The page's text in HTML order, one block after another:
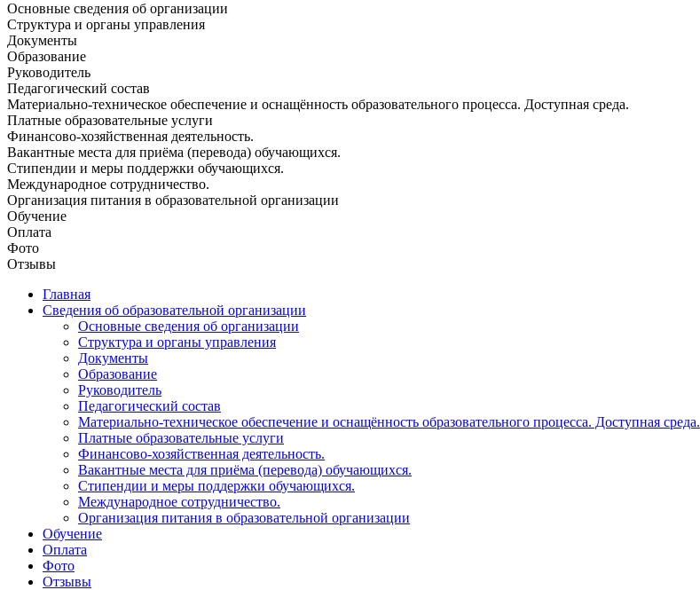
Основные сведения об организации
Структура и органы управления
Документы
Образование
Руководитель
Педагогический состав
Материально-техническое обеспечение и оснащённость образовательного процесса. Доступная среда.
Платные образовательные услуги
Финансово-хозяйственная деятельность.
Вакантные места для приёма (перевода) обучающихся.
Стипендии и меры поддержки обучающихся.
Международное сотрудничество.
Организация питания в образовательной организации
Обучение
Оплата
Фото
Отзывы
Главная
Сведения об образовательной организации
Основные сведения об организации
Структура и органы управления
Документы
Образование
Руководитель
Педагогический состав
Материально-техническое обеспечение и оснащённость образовательного процесса. Доступная среда.
Платные образовательные услуги
Финансово-хозяйственная деятельность.
Вакантные места для приёма (перевода) обучающихся.
Стипендии и меры поддержки обучающихся.
Международное сотрудничество.
Организация питания в образовательной организации
Обучение
Оплата
Фото
Отзывы